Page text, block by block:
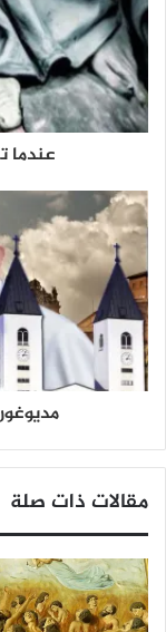
عندما
مقالات ذات صلة